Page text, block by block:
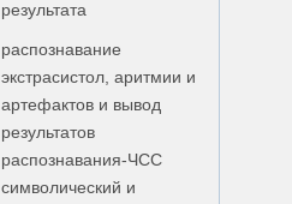
результата
распознавание
экстрасистол, аритмии и
артефактов и вывод
результатов
распознавания-ЧСС
символический и